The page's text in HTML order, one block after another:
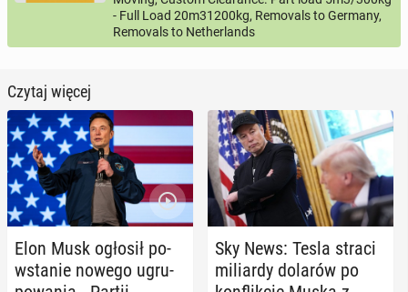
- Full Load 20m31200kg, Removals to Germany,
Removals to Netherlands
Czytaj więcej
Elon Musk ogłosił po­
wsta­nie nowego ugru­
Sky News: Tesla straci
mi­liar­dy dolarów po